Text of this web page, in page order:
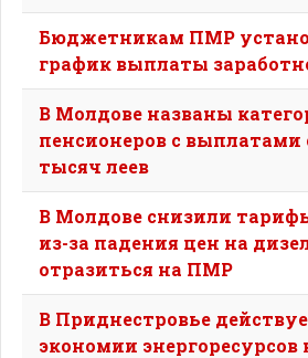
Бюджетникам ПМР
график выплаты
В Молдове названы
пенсионеров с выплатами
тысяч леев
В Молдове снизили
из-за падения цен на
отразиться на ПМР
В Приднестровье
экономии энергоресурсов